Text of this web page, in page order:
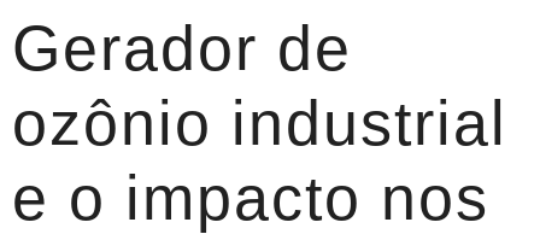
Gerador de
ozônio industrial
e o impacto nos